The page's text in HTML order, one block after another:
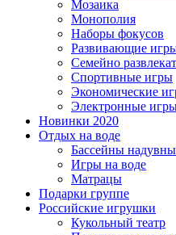
Мозаика
Монополия
Наборы фокусов
Развивающие
Семейно
Спортивные игры
Экономические
Электронные
Новинки 2020
Отдых на воде
Бассейны
Игры на воде
Матрацы
Подарки группе
Российские игрушки
Кукольный театр